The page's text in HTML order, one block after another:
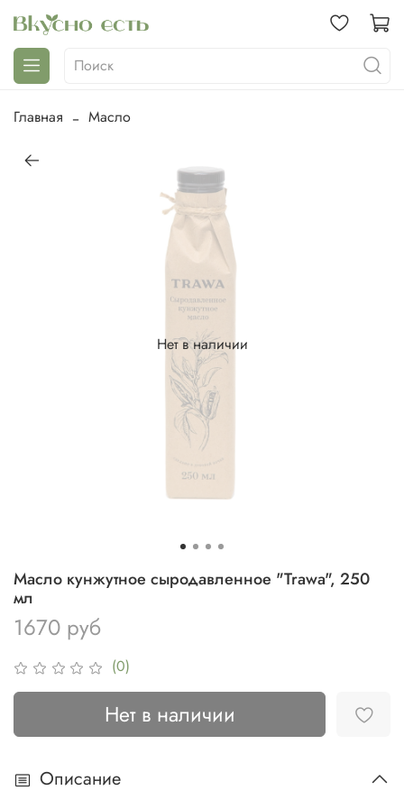
Главная Масло
Нет в наличии
(0)
Масло кунжутное сыродавленное "Trawa", 250
мл
1670 руб
Нет в наличии
Описание